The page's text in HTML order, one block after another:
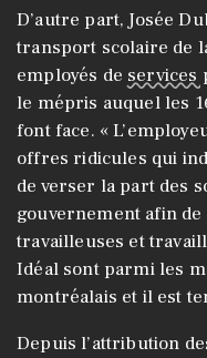
D’autre part, Josée
transport scolaire de
employés de services
le mépris auquel les
font face. «
offres ridicules qui
de verser la part des
gouvernement afin
travailleuses et
Idéal sont parmi les
montréalais et il est
Depuis l’attribution